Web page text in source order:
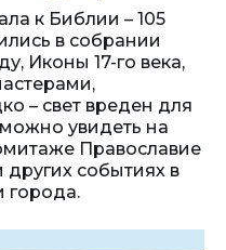
к Библии – 105
в собрании
Иконы 17-го века,
– свет вреден для
увидеть на
Православие
событиях в
города.